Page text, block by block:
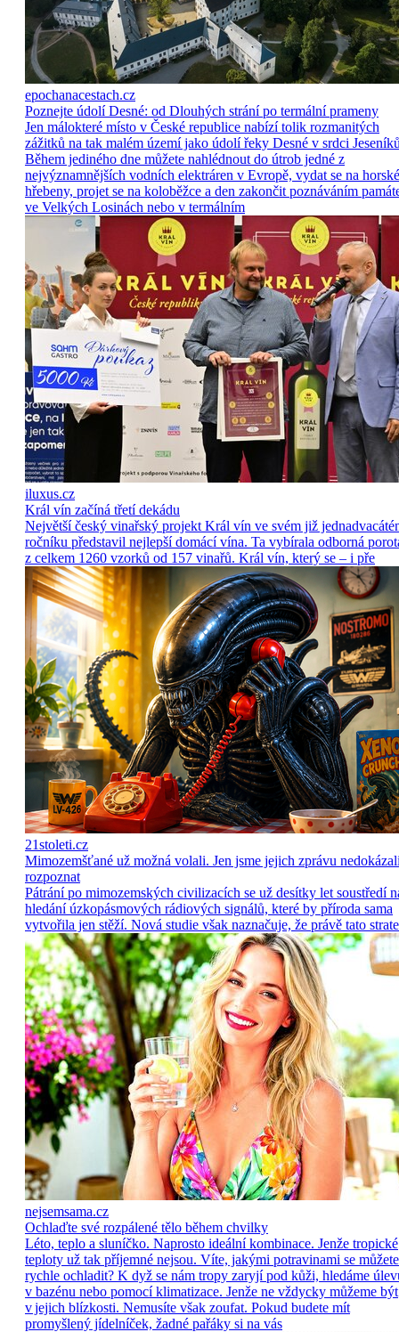
epochanacestach.cz
Poznejte údolí Desné: od Dlouhých strání po termální prameny
Jen málokteré místo v České republice nabízí tolik rozmanitých
zážitků na tak malém území jako údolí řeky Desné v srdci
Během jediného dne můžete nahlédnout do útrob jedné z
nejvýznamnějších vodních elektráren v Evropě, vydat se na horské
hřebeny, projet se na koloběžce a den zakončit poznáváním
ve Velkých Losinách nebo v termálním
iluxus.cz
Král vín začíná třetí dekádu
Největší český vinařský projekt Král vín ve svém již
ročníku představil nejlepší domácí vína. Ta vybírala odborná
z celkem 1260 vzorků od 157 vinařů. Král vín, který se – i pře
21stoleti.cz
Mimozemšťané už možná volali. Jen jsme jejich zprávu
rozpoznat
Pátrání po mimozemských civilizacích se už desítky let soustředí
hledání úzkopásmových rádiových signálů, které by příroda sama
vytvořila jen stěží. Nová studie však naznačuje, že právě tato strate
nejsemsama.cz
Ochlaďte své rozpálené tělo během chvilky
Léto, teplo a sluníčko. Naprosto ideální kombinace. Jenže tropické
teploty už tak příjemné nejsou. Víte, jakými potravinami se můžete
rychle ochladit? K dyž se nám tropy zaryjí pod kůži, hledáme
v bazénu nebo pomocí klimatizace. Jenže ne vždycky můžeme být
v jejich blízkosti. Nemusíte však zoufat. Pokud budete mít
promyšlený jídelníček, žadné pařáky si na vás